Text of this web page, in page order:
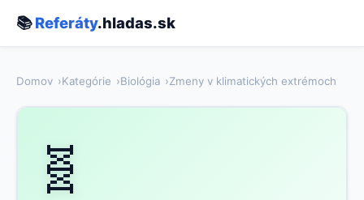
📚Referáty.hladas.sk
Domov Kategórie Biológia Zmeny v klimatických extrémoch
🧬